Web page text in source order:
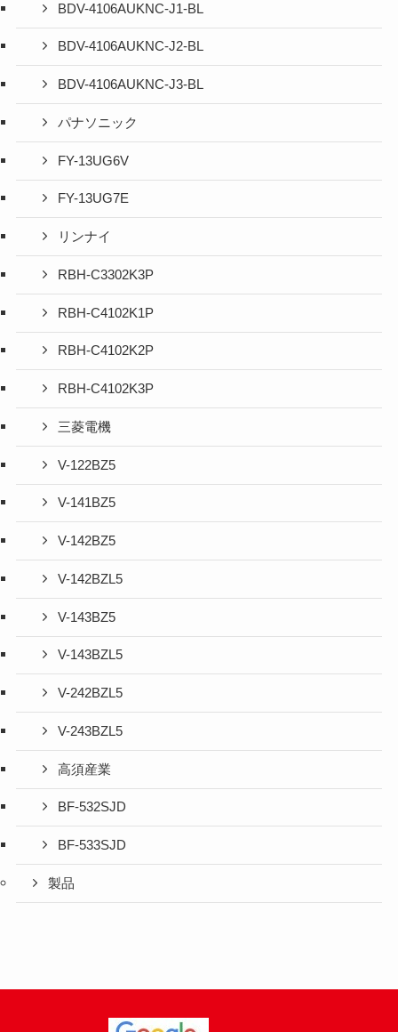
BDV-4106AUKNC-J1-BL
BDV-4106AUKNC-J2-BL
BDV-4106AUKNC-J3-BL
パナソニック
FY-13UG6V
FY-13UG7E
リンナイ
RBH-C3302K3P
RBH-C4102K1P
RBH-C4102K2P
RBH-C4102K3P
三菱電機
V-122BZ5
V-141BZ5
V-142BZ5
V-142BZL5
V-143BZ5
V-143BZL5
V-242BZL5
V-243BZL5
高須産業
BF-532SJD
BF-533SJD
製品